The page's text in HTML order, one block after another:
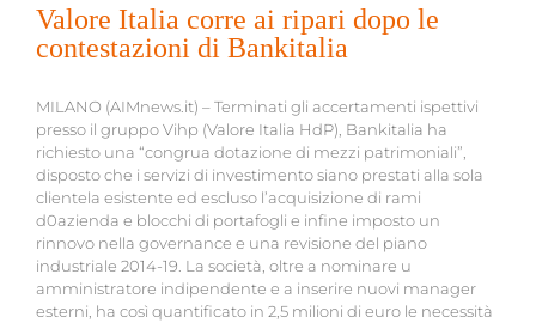
Valore Italia corre ai ripari dopo le
contestazioni di Bankitalia
MILANO (AIMnews.it) – Terminati gli accertamenti ispettivi
presso il gruppo Vihp (Valore Italia HdP), Bankitalia ha
richiesto una “congrua dotazione di mezzi patrimoniali”,
disposto che i servizi di investimento siano prestati alla sola
clientela esistente ed escluso l’acquisizione di rami
d0azienda e blocchi di portafogli e infine imposto un
rinnovo nella governance e una revisione del piano
industriale 2014-19. La società, oltre a nominare u
amministratore indipendente e a inserire nuovi manager
esterni, ha così quantificato in 2,5 milioni di euro le necessità